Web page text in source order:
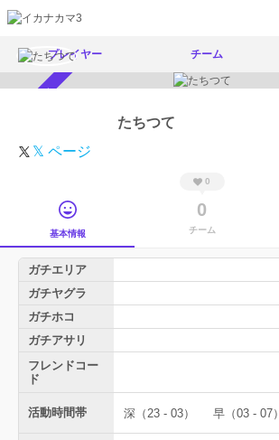
プレイヤー チーム
たちつて
𝕏 ページ
基本情報
0
0
チーム
ガチエリア
ガチヤグラ
ガチホコ
ガチアサリ
フレンドコー
ド
活動時間帯 深（23 - 03） 早（03 - 07）